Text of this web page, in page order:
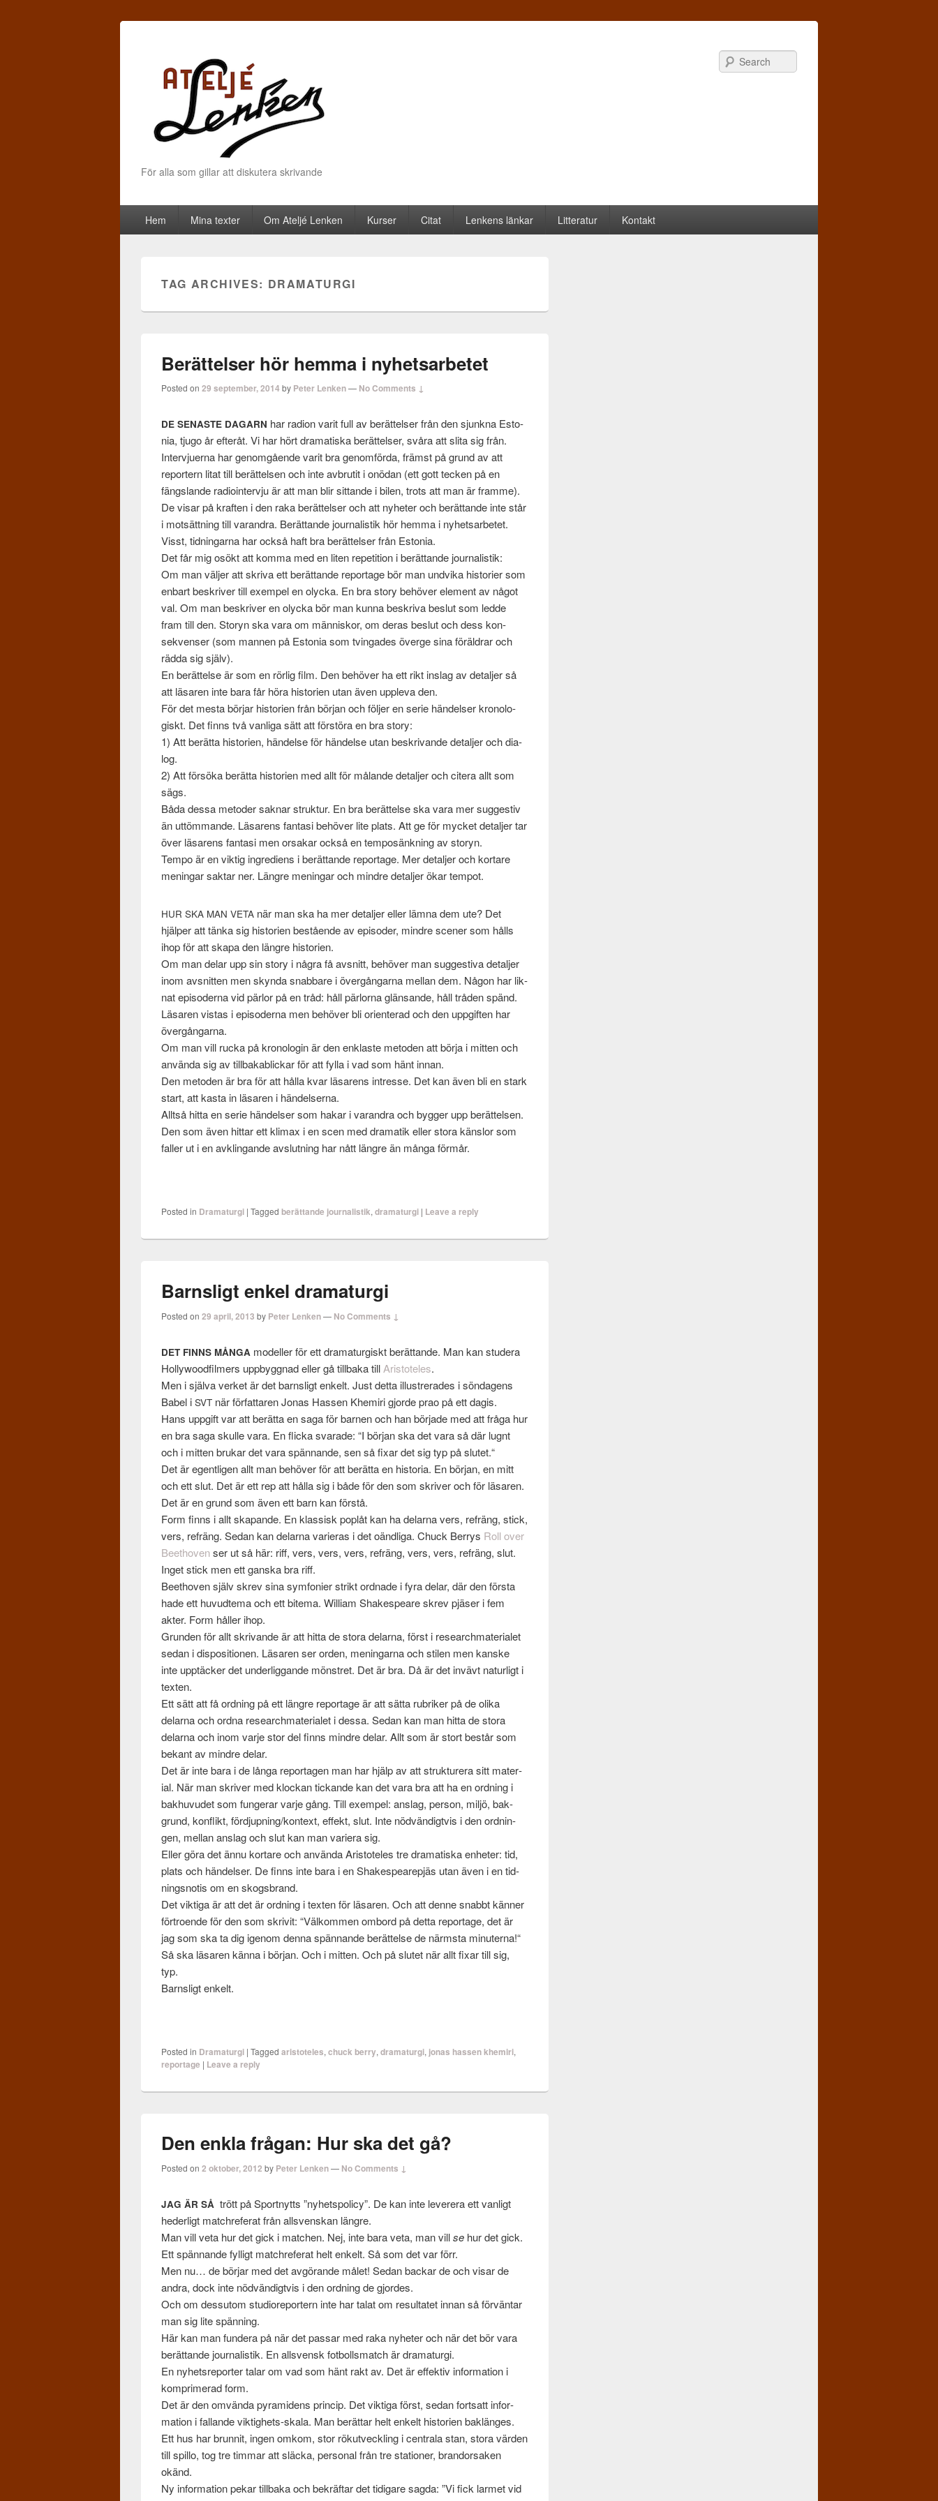
För alla som gillar att diskutera skrivande
Primary menu
Skip to primary content
Skip to secondary content
Hem Mina texter Om Ateljé Lenken Kurser Citat Lenkens länkar Litteratur Kontakt
TAG ARCHIVES: DRAMATURGI
Berättelser hör hemma i nyhetsarbetet
Posted on29 september, 2014 by Peter Lenken— No Comments ↓
DE SENASTE DAGARN har radion varit full av berät­telser från den sjunkna Esto­
nia, tjugo år efteråt. Vi har hört drama­tiska berät­telser, svåra att slita sig från.
Inter­vjuerna har genomgående varit bra genom­förda, främst på grund av att
reportern litat till berät­telsen och inte avbru­tit i onö­dan (ett gott tecken på en
fängs­lande radioin­t­er­vju är att man blir sit­tande i bilen, trots att man är framme).
De visar på kraften i den raka berät­telser och att nyheter och berät­tande inte står
i mot­sät­tning till varan­dra. Berät­tande jour­nal­is­tik hör hemma i nyhet­sar­betet.
Visst, tid­ningarna har också haft bra berät­telser från Esto­nia.
Det får mig osökt att komma med en liten rep­e­ti­tion i berät­tande jour­nal­is­tik:
Om man väl­jer att skriva ett berät­tande reportage bör man und­vika his­to­rier som
enbart beskriver till exem­pel en oly­cka. En bra story behöver ele­ment av något
val. Om man beskriver en oly­cka bör man kunna beskriva beslut som ledde
fram till den. Sto­ryn ska vara om män­niskor, om deras beslut och dess kon­
sekvenser (som man­nen på Esto­nia som tvin­gades överge sina föräl­drar och
rädda sig själv).
En berät­telse är som en rörlig film. Den behöver ha ett rikt inslag av detal­jer så
att läsaren inte bara får höra his­to­rien utan även uppl­eva den.
För det mesta bör­jar his­to­rien från bör­jan och föl­jer en serie hän­delser kro­nol­o­
giskt. Det finns två van­liga sätt att förstöra en bra story:
1) Att berätta his­to­rien, hän­delse för hän­delse utan beskri­vande detal­jer och dia­
log.
2) Att försöka berätta his­to­rien med allt för målande detal­jer och cit­era allt som
sägs.
Båda dessa metoder sak­nar struk­tur. En bra berät­telse ska vara mer sug­ges­tiv
än uttöm­mande. Läsarens fan­tasi behöver lite plats. Att ge för mycket detal­jer tar
över läsarens fan­tasi men orsakar också en tem­posänkn­ing av sto­ryn.
Tempo är en vik­tig ingre­di­ens i berät­tande reportage. Mer detal­jer och kortare
meningar sak­tar ner. Län­gre meningar och min­dre detal­jer ökar tempot.
HUR SKA MAN VETA när man ska ha mer detal­jer eller lämna dem ute? Det
hjälper att tänka sig his­to­rien bestående av episoder, min­dre scener som hålls
ihop för att skapa den län­gre his­to­rien.
Om man delar upp sin story i några få avs­nitt, behöver man sug­ges­tiva detal­jer
inom avs­nit­ten men skynda snab­bare i övergån­garna mel­lan dem. Någon har lik­
nat episoderna vid pär­lor på en tråd: håll pär­lorna glän­sande, håll trå­den spänd.
Läsaren vis­tas i episoderna men behöver bli ori­en­terad och den uppgiften har
övergån­garna.
Om man vill rucka på kro­nolo­gin är den enklaste meto­den att börja i mit­ten och
använda sig av till­bak­ablickar för att fylla i vad som hänt innan.
Den meto­den är bra för att hålla kvar läsarens intresse. Det kan även bli en stark
start, att kasta in läsaren i hän­delserna.
Alltså hitta en serie hän­delser som hakar i varan­dra och byg­ger upp berät­telsen.
Den som även hit­tar ett kli­max i en scen med dra­matik eller stora känslor som
faller ut i en avk­lin­gande avs­lut­ning har nått län­gre än många förmår.
Posted in Dramaturgi |Tagged berättande journalistik,dramaturgi | Leave a reply
Barnsligt enkel dramaturgi
Posted on29 april, 2013 by Peter Lenken— No Comments ↓
DET FINNS MÅNGA mod­eller för ett dra­matur­giskt berät­tande. Man kan stud­era
Hol­ly­wood­filmers upp­byg­gnad eller gå till­baka till Aris­tote­les.
Men i själva ver­ket är det barnsligt enkelt. Just detta illus­tr­erades i sönda­gens
Babel iSVT när för­fattaren Jonas Has­sen Khemiri gjorde prao på ett dagis.
Hans uppgift var att berätta en saga för bar­nen och han bör­jade med att fråga hur
en bra saga skulle vara. En flicka sva­rade: “I bör­jan ska det vara så där lugnt
och i mit­ten brukar det vara spän­nande, sen så fixar det sig typ på slutet.“
Det är egentli­gen allt man behöver för att berätta en his­to­ria. En bör­jan, en mitt
och ett slut. Det är ett rep att hålla sig i både för den som skriver och för läsaren.
Det är en grund som även ett barn kan förstå.
Form finns i allt ska­pande. En klas­sisk poplåt kan ha delarna vers, refräng, stick,
vers, refräng. Sedan kan delarna vari­eras i det oändliga. Chuck Berrys Roll over
Beethovenser ut så här: riff, vers, vers, vers, refräng, vers, vers, refräng, slut.
Inget stick men ett gan­ska bra riff.
Beethoven själv skrev sina sym­fonier strikt ord­nade i fyra delar, där den första
hade ett huvudtema och ett bitema. William Shake­speare skrev pjäser i fem
akter. Form håller ihop.
Grun­den för allt skri­vande är att hitta de stora delarna, först i research­ma­te­ri­alet
sedan i dis­po­si­tio­nen. Läsaren ser orden, meningarna och stilen men kanske
inte upp­täcker det under­lig­gande mön­stret. Det är bra. Då är det invävt naturligt i
tex­ten.
Ett sätt att få ord­ning på ett län­gre reportage är att sätta rubriker på de olika
delarna och ordna research­ma­te­ri­alet i dessa. Sedan kan man hitta de stora
delarna och inom varje stor del finns min­dre delar. Allt som är stort består som
bekant av min­dre delar.
Det är inte bara i de långa reporta­gen man har hjälp av att struk­tur­era sitt mate­r­
ial. När man skriver med klockan tickande kan det vara bra att ha en ord­ning i
bakhu­vudet som fungerar varje gång. Till exem­pel: anslag, per­son, miljö, bak­
grund, kon­flikt, fördjupning/kontext, effekt, slut. Inte nöd­vändigtvis i den ord­nin­
gen, mel­lan anslag och slut kan man vari­era sig.
Eller göra det ännu kortare och använda Aris­tote­les tre drama­tiska enheter: tid,
plats och hän­delser. De finns inte bara i en Shake­spearepjäs utan även i en tid­
ningsno­tis om en skogs­brand.
Det vik­tiga är att det är ord­ning i tex­ten för läsaren. Och att denne snabbt kän­ner
förtroende för den som skrivit: “Välkom­men ombord på detta reportage, det är
jag som ska ta dig igenom denna spän­nande berät­telse de närm­sta minut­erna!“
Så ska läsaren känna i bör­jan. Och i mit­ten. Och på slutet när allt fixar till sig,
typ.
Barnsligt enkelt.
Posted in Dramaturgi |Tagged aristoteles,chuck berry,dramaturgi, jonas hassen khemiri,
reportage | Leave a reply
Den enkla frågan: Hur ska det gå?
Posted on2 oktober, 2012 by Peter Lenken— No Comments ↓
JAG ÄR SÅ trött på Sport­nytts ”nyhet­spol­icy”. De kan inte lev­er­era ett van­ligt
hed­erligt matchreferat från allsven­skan län­gre.
Man vill veta hur det gick i matchen. Nej, inte bara veta, man villse hur det gick.
Ett spän­nande fyl­ligt matchreferat helt enkelt. Så som det var förr.
Men nu… de bör­jar med det avgörande målet! Sedan backar de och visar de
andra, dock inte nöd­vändigtvis i den ord­ning de gjordes.
Och om dessu­tom stu­diore­portern inte har talat om resul­tatet innan så förvän­tar
man sig lite spän­ning.
Här kan man fun­dera på när det pas­sar med raka nyheter och när det bör vara
berät­tande jour­nal­is­tik. En allsvensk fot­bolls­match är dra­maturgi.
En nyhet­sre­porter talar om vad som hänt rakt av. Det är effek­tiv infor­ma­tion i
kom­primerad form.
Det är den omvända pyra­mi­dens prin­cip. Det vik­tiga först, sedan fort­satt infor­
ma­tion i fal­lande viktighets-skala. Man berät­tar helt enkelt his­to­rien bak­länges.
Ett hus har brun­nit, ingen omkom, stor rökutveck­ling i cen­trala stan, stora vär­den
till spillo, tog tre tim­mar att släcka, per­sonal från tre sta­tioner, bran­dor­saken
okänd.
Ny infor­ma­tion pekar till­baka och bekräf­tar det tidi­gare sagda: ”Vi fick larmet vid